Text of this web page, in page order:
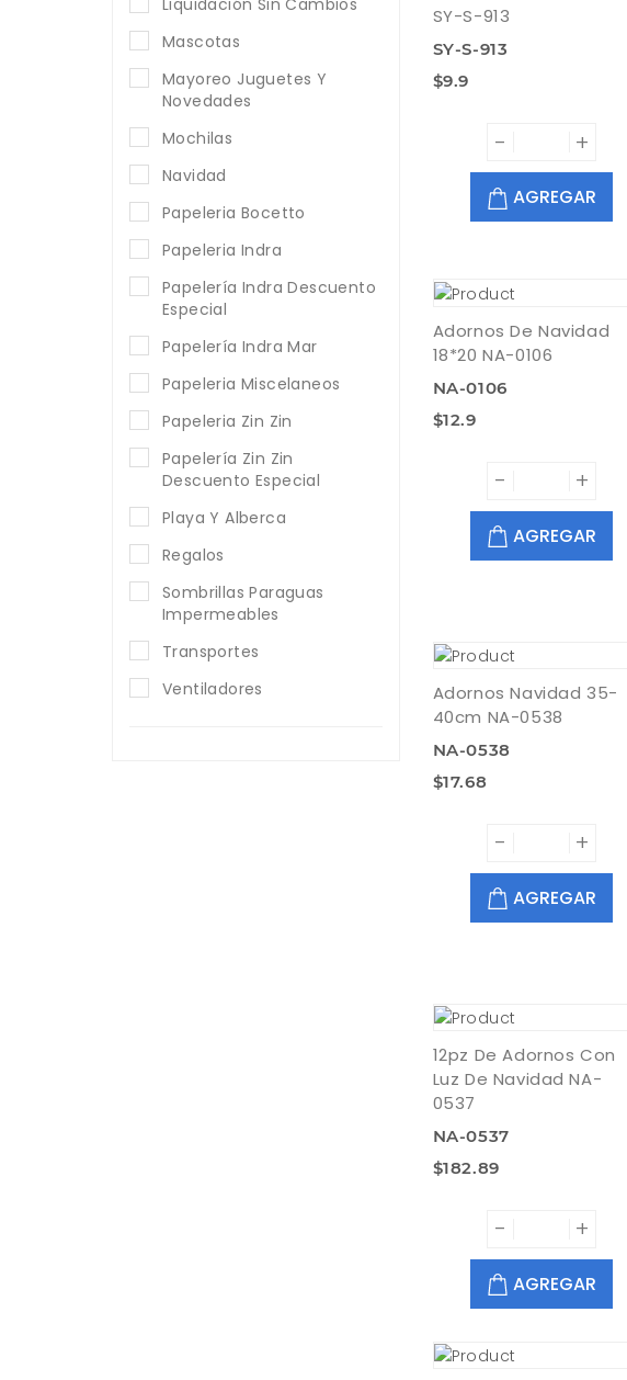
Liquidación Sin Cambios
Mascotas
Mayoreo Juguetes Y
Novedades
Mochilas
Navidad
Papeleria Bocetto
Papeleria Indra
Papelería Indra Descuento
Especial
Papelería Indra Mar
Papeleria Miscelaneos
Papeleria Zin Zin
Papelería Zin Zin
Descuento Especial
Playa Y Alberca
Regalos
Sombrillas Paraguas
Impermeables
Transportes
Ventiladores
SY-S-913
SY-S-913
$9.9
- +
AGREGAR
Adornos De Navidad
18*20 NA-0106
NA-0106
$12.9
- +
AGREGAR
Adornos Navidad 35-
40cm NA-0538
NA-0538
$17.68
- +
AGREGAR
12pz De Adornos Con
Luz De Navidad NA-
0537
NA-0537
$182.89
- +
AGREGAR